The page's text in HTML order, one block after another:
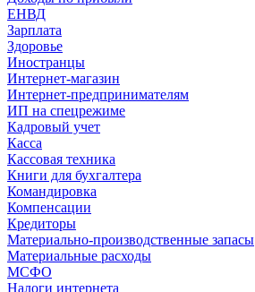
ЕНВД
Зарплата
Здоровье
Иностранцы
Интернет-магазин
Интернет-предпринимателям
ИП на спецрежиме
Кадровый учет
Касса
Кассовая техника
Книги для бухгалтера
Командировка
Компенсации
Кредиторы
Материально-производственные запасы
Материальные расходы
МСФО
Налоги интернета